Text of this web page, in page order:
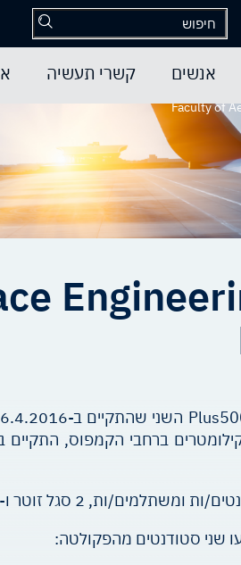
אנשים קשרי תעשיה
Faculty of
אגודת הסטודנטים בטכניון עומר עמית. המרוץ,
שני סטודנטים מהפקולטה: